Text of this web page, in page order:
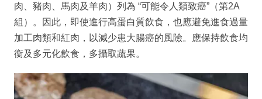
肉、豬肉、馬肉及羊肉）列為 “可能令人類致癌”（第2A
組）。因此，即使進行高蛋白質飲食，也應避免進食過量
加工肉類和紅肉，以減少患大腸癌的風險。應保持飲食均
衡及多元化飲食，多攝取蔬果。